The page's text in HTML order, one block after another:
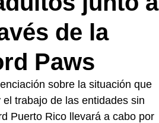
de la
Paws
sobre la situación que
trabajo de las entidades sin
Puerto Rico llevará a cabo por